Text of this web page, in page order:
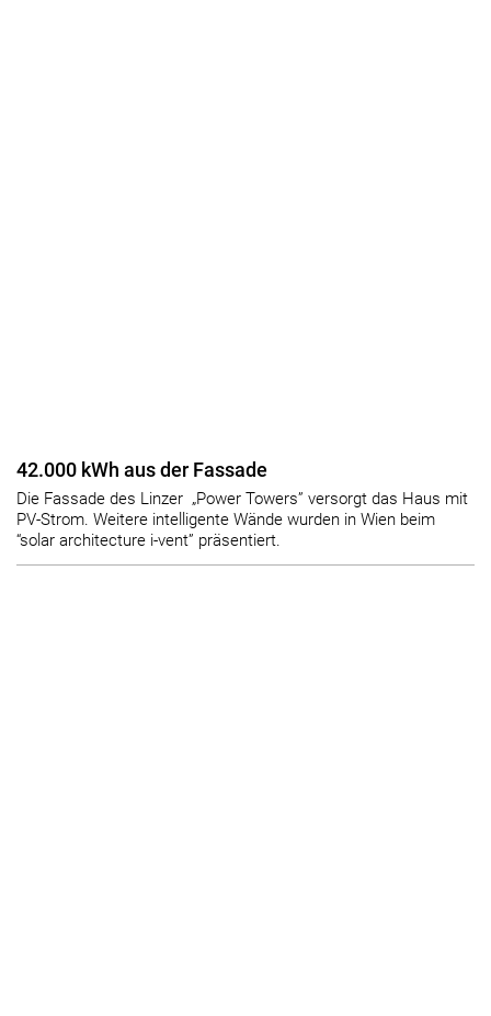
42.000 kWh aus der Fassade
Die Fassade des Linzer „Power Towers” versorgt das Haus mit
PV-Strom. Weitere intelligente Wände wurden in Wien beim
“solar architecture i-vent” präsentiert.